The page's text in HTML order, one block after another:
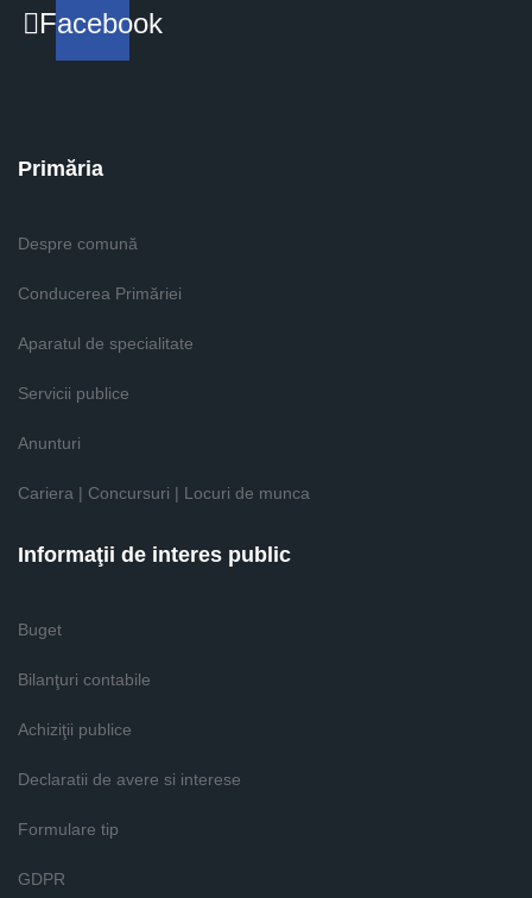
Facebook
Primăria
Despre comună
Conducerea Primăriei
Aparatul de specialitate
Servicii publice
Anunturi
Cariera | Concursuri | Locuri de munca
Informaţii de interes public
Buget
Bilanţuri contabile
Achiziţii publice
Declaratii de avere si interese
Formulare tip
GDPR